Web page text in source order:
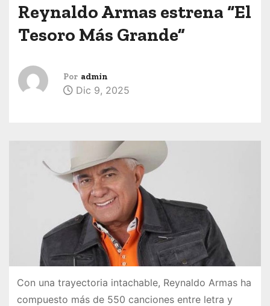
Reynaldo Armas estrena “El
Tesoro Más Grande”
Por admin
Dic 9, 2025
Con una trayectoria intachable, Reynaldo Armas ha
compuesto más de 550 canciones entre letra y